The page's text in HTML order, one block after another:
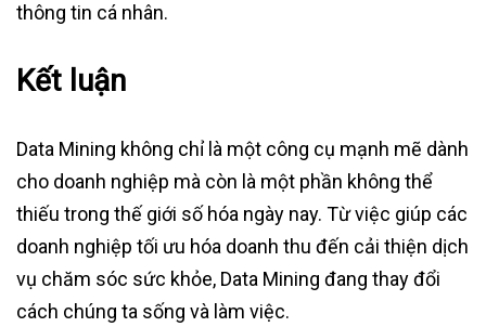
thông tin cá nhân.
Kết luận
Data Mining không chỉ là một công cụ mạnh mẽ dành
cho doanh nghiệp mà còn là một phần không thể
thiếu trong thế giới số hóa ngày nay. Từ việc giúp các
doanh nghiệp tối ưu hóa doanh thu đến cải thiện dịch
vụ chăm sóc sức khỏe, Data Mining đang thay đổi
cách chúng ta sống và làm việc.